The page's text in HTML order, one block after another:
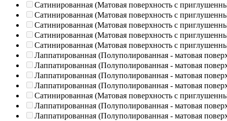
Сатинированная (Матовая поверхность с
Сатинированная (Матовая поверхность с
Сатинированная (Матовая поверхность с
Сатинированная (Матовая поверхность с
Сатинированная (Матовая поверхность с
Лаппатированная (Полуполированная - матовая
Лаппатированная (Полуполированная - матовая
Лаппатированная (Полуполированная - матовая
Лаппатированная (Полуполированная - матовая
Сатинированная (Матовая поверхность с
Лаппатированная (Полуполированная - матовая
Лаппатированная (Полуполированная - матовая